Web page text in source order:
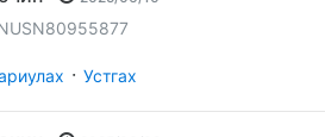
· Устгах